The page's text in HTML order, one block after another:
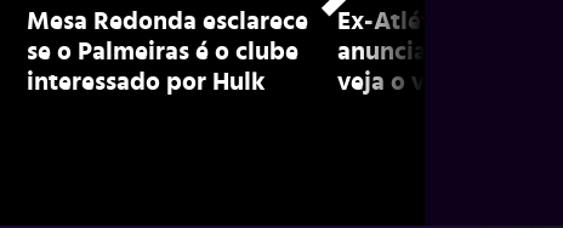
Mesa Redonda esclarece
se o Palmeiras é o clube
interessado por Hulk
Ex-Atlético,
anuncia
veja o vídeo